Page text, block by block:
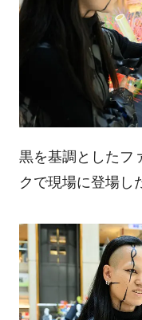
黒を基調としたフ
クで現場に登場し